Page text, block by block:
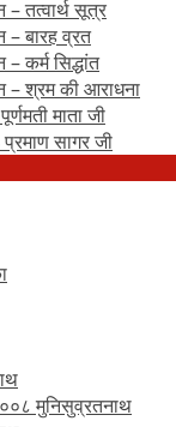
– तत्वार्थ सूत्र
– बारह व्रत
कर्म सिद्धांत
– श्रम की आराधना
माता जी
सागर जी
मुनिसुव्रतनाथ